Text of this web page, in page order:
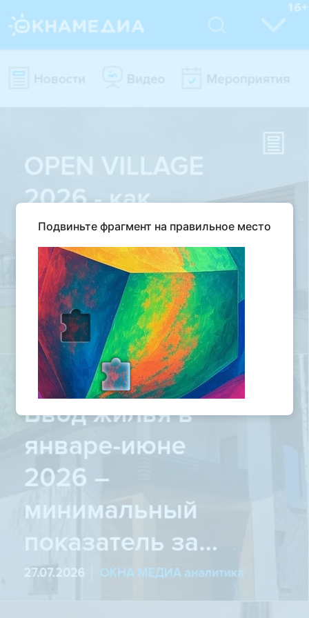
Подвиньте фрагмент на правильное место